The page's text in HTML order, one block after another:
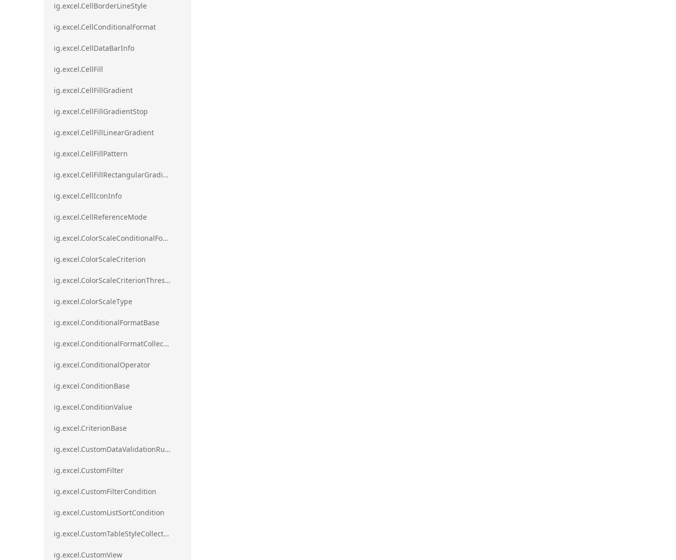
ig.excel.CellBorderLineStyle
ig.excel.CellConditionalFormat
ig.excel.CellDataBarInfo
ig.excel.CellFill
ig.excel.CellFillGradient
ig.excel.CellFillGradientStop
ig.excel.CellFillLinearGradient
ig.excel.CellFillPattern
ig.excel.CellFillRectangularGradient
ig.excel.CellIconInfo
ig.excel.CellReferenceMode
ig.excel.ColorScaleConditionalFormat
ig.excel.ColorScaleCriterion
ig.excel.ColorScaleCriterionThreshold
ig.excel.ColorScaleType
ig.excel.ConditionalFormatBase
ig.excel.ConditionalFormatCollection
ig.excel.ConditionalOperator
ig.excel.ConditionBase
ig.excel.ConditionValue
ig.excel.CriterionBase
ig.excel.CustomDataValidationRule
ig.excel.CustomFilter
ig.excel.CustomFilterCondition
ig.excel.CustomListSortCondition
ig.excel.CustomTableStyleCollection
ig.excel.CustomView